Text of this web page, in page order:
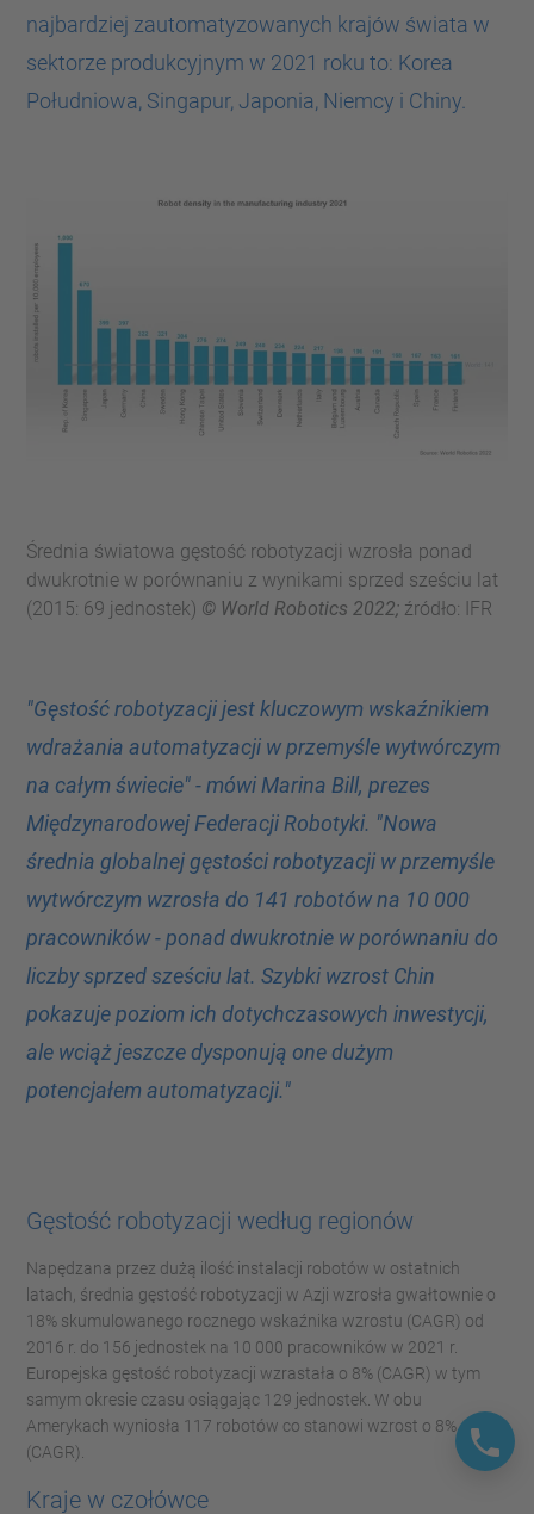
najbardziej zautomatyzowanych krajów świata w
sektorze produkcyjnym w 2021 roku to: Korea
Południowa, Singapur, Japonia, Niemcy i Chiny.
Średnia światowa gęstość robotyzacji wzrosła ponad
dwukrotnie w porównaniu z wynikami sprzed sześciu lat
(2015: 69 jednostek) © World Robotics 2022; źródło: IFR
"Gęstość robotyzacji jest kluczowym wskaźnikiem
wdrażania automatyzacji w przemyśle wytwórczym
na całym świecie" - mówi Marina Bill, prezes
Międzynarodowej Federacji Robotyki. "Nowa
średnia globalnej gęstości robotyzacji w przemyśle
wytwórczym wzrosła do 141 robotów na 10 000
pracowników - ponad dwukrotnie w porównaniu do
liczby sprzed sześciu lat. Szybki wzrost Chin
pokazuje poziom ich dotychczasowych inwestycji,
ale wciąż jeszcze dysponują one dużym
potencjałem automatyzacji."
Gęstość robotyzacji według regionów
Napędzana przez dużą ilość instalacji robotów w ostatnich
latach, średnia gęstość robotyzacji w Azji wzrosła gwałtownie o
18% skumulowanego rocznego wskaźnika wzrostu (CAGR) od
2016 r. do 156 jednostek na 10 000 pracowników w 2021 r.
Europejska gęstość robotyzacji wzrastała o 8% (CAGR) w tym
samym okresie czasu osiągając 129 jednostek. W obu
Amerykach wyniosła 117 robotów co stanowi wzrost o 8%
(CAGR).
Kraje w czołówce